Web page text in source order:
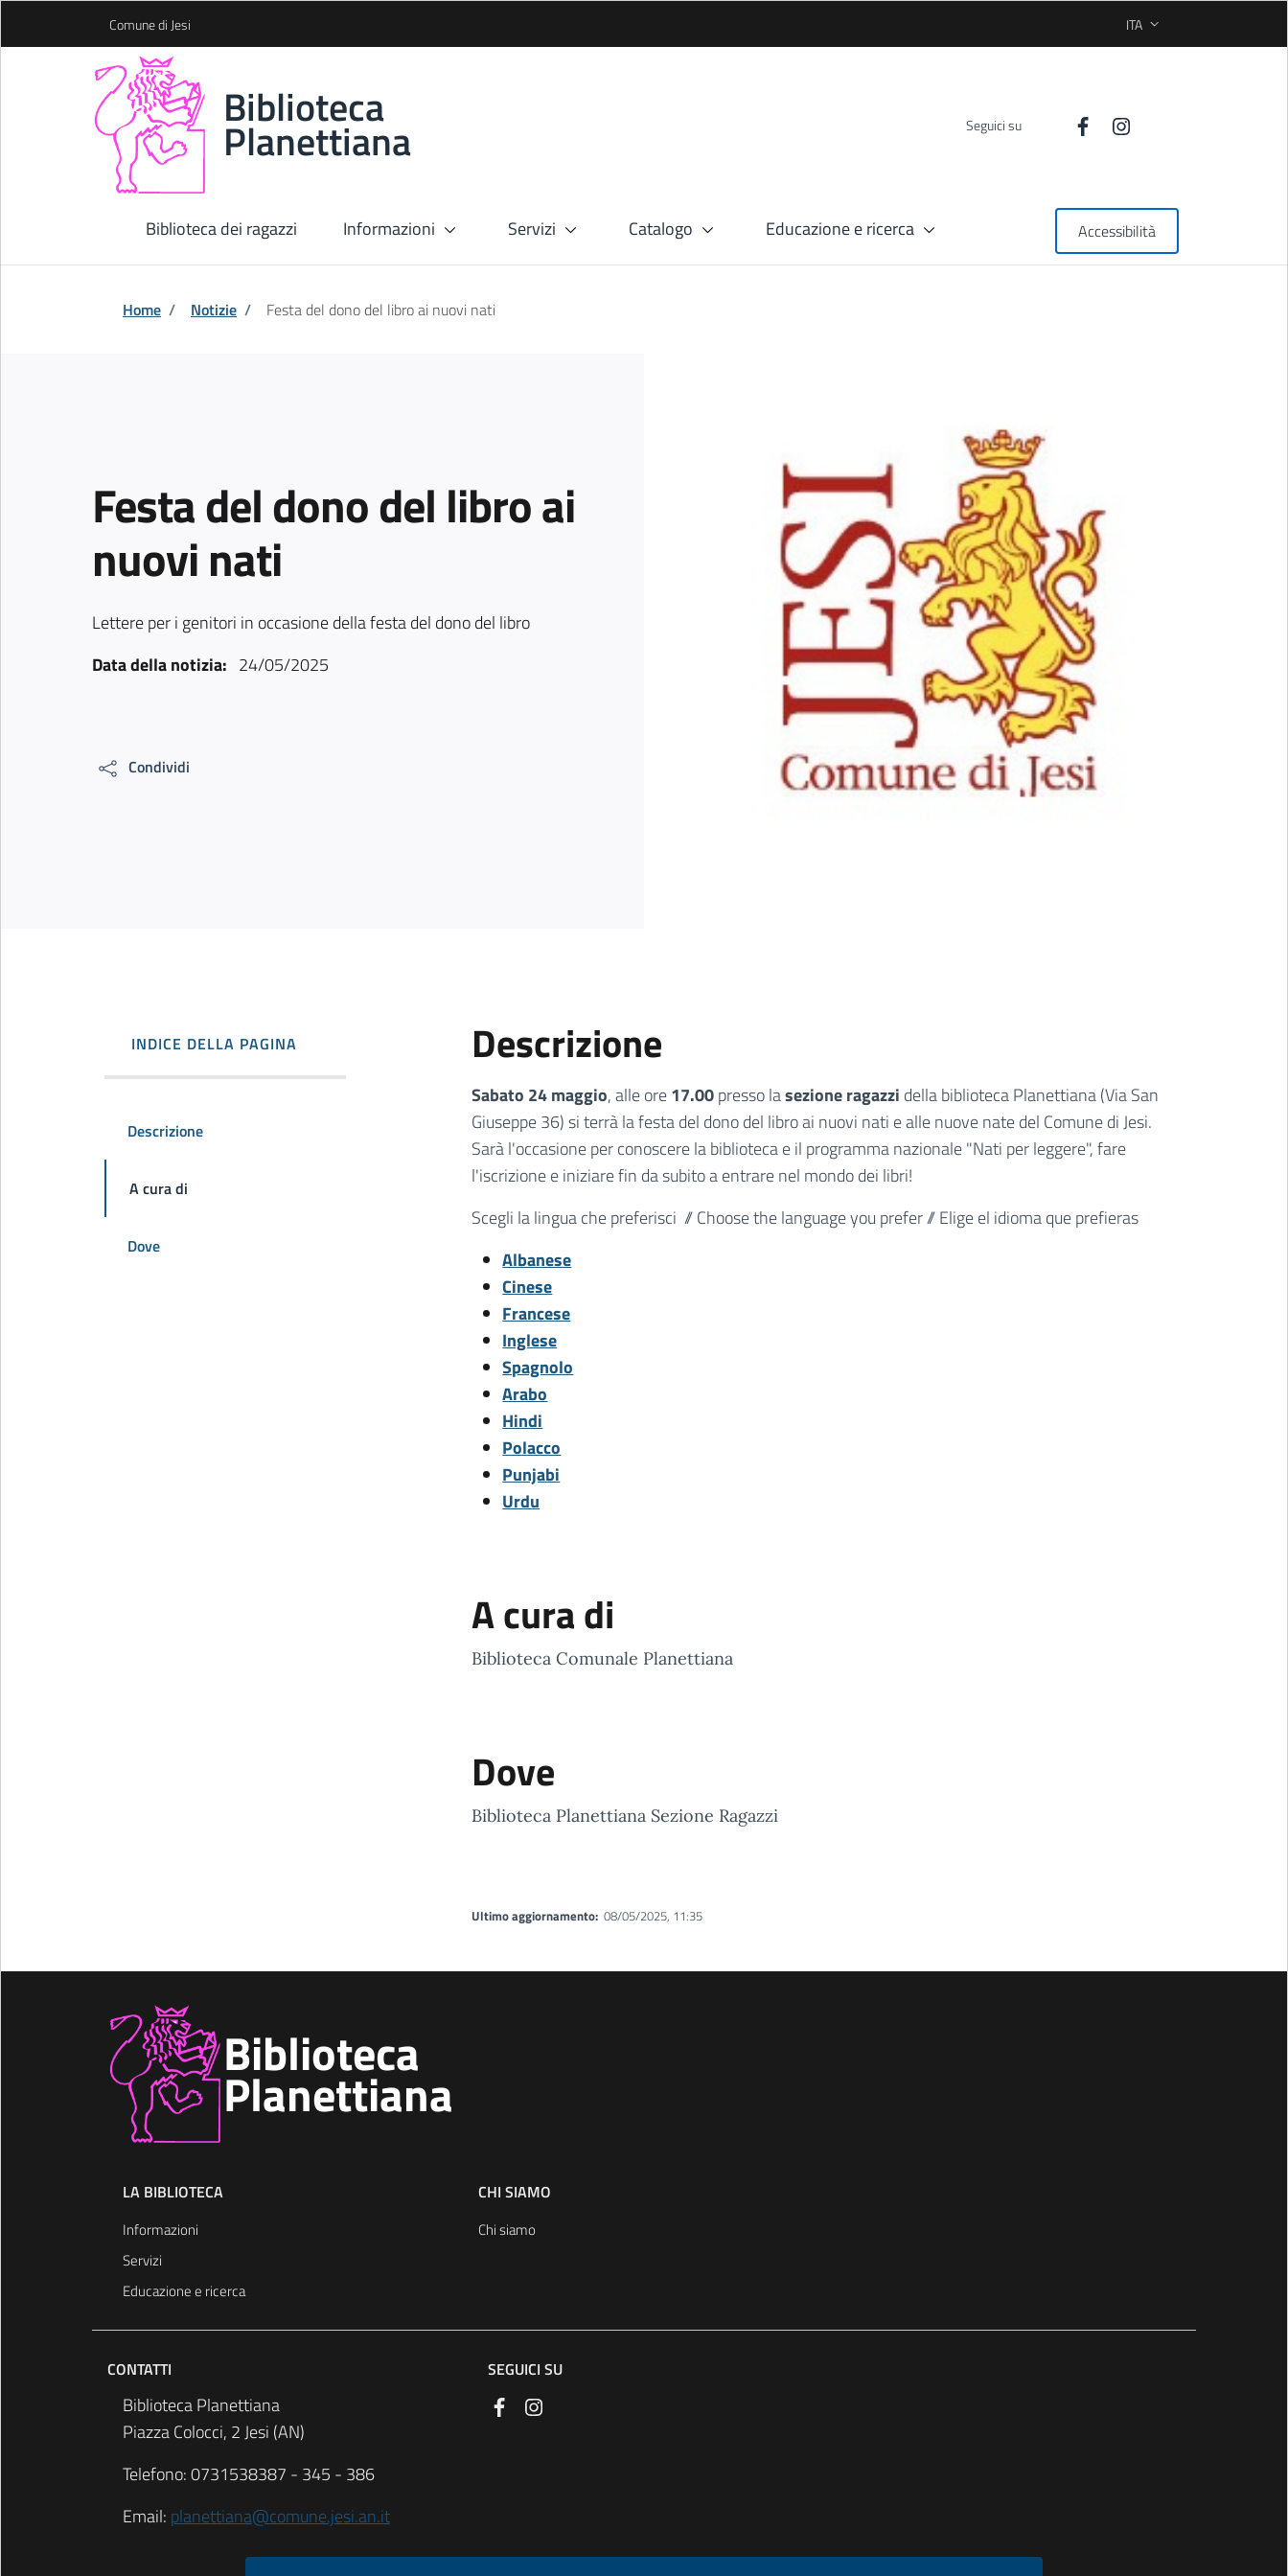
Skip to Main ContentComune di Jesi SELEZIONE LINGUA:
ITA
Biblioteca
Planettiana Seguici su
Biblioteca dei ragazzi Informazioni Servizi Catalogo Educazione e ricerca Accessibilità
Home / Notizie / Festa del dono del libro ai nuovi nati
Festa del dono del libro ai
nuovi nati
Lettere per i genitori in occasione della festa del dono del libro
Data della notizia: 24/05/2025
Condividi
INDICE DELLA PAGINA
Descrizione
A cura di
Dove
Descrizione
Sabato 24 maggio, alle ore17.00presso lasezione ragazzi della biblioteca Planettiana (Via San
Giuseppe 36) si terrà la festa del dono del libro ai nuovi nati e alle nuove nate del Comune di Jesi.
Sarà l'occasione per conoscere la biblioteca e il programma nazionale "Nati per leggere", fare
l'iscrizione e iniziare fin da subito a entrare nel mondo dei libri!
Scegli la lingua che preferisci // Choose the language you prefer // Elige el idioma que prefieras
Albanese
Cinese
Francese
Inglese
Spagnolo
Arabo
Hindi
Polacco
Punjabi
Urdu
A cura di
Biblioteca Comunale Planettiana
Dove
Biblioteca Planettiana Sezione Ragazzi
Ultimo aggiornamento:08/05/2025, 11:35
Biblioteca
Planettiana
LA BIBLIOTECA
Informazioni
Servizi
Educazione e ricerca
CHI SIAMO
Chi siamo
CONTATTI
Biblioteca Planettiana
Piazza Colocci, 2 Jesi (AN)
Telefono: 0731538387 - 345 - 386
Email: planettiana@comune.jesi.an.it
SEGUICI SU